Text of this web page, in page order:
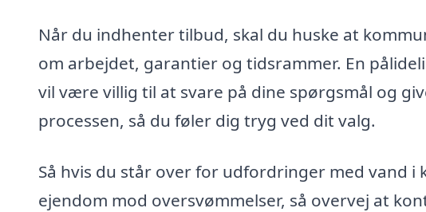
Når du indhenter tilbud, skal du huske at
om arbejdet, garantier og tidsrammer. En
vil være villig til at svare på dine spørgsmål og
processen, så du føler dig tryg ved dit valg.
Så hvis du står over for udfordringer med vand
ejendom mod oversvømmelser, så overvej at